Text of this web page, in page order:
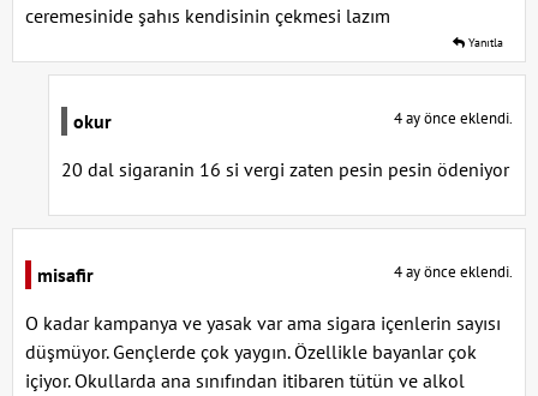
ceremesinide şahıs kendisinin çekmesi lazım
Yanıtla
okur 4 ay önce eklendi.
20 dal sigaranin 16 si vergi zaten pesin pesin ödeniyor
misafir 4 ay önce eklendi.
O kadar kampanya ve yasak var ama sigara içenlerin sayısı
düşmüyor. Gençlerde çok yaygın. Özellikle bayanlar çok
içiyor. Okullarda ana sınıfından itibaren tütün ve alkol